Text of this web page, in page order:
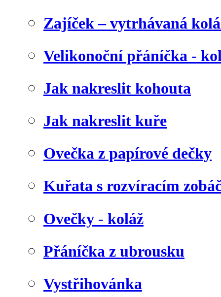
Zajíček – vytrhávaná
Velikonoční přáníčka -
Jak nakreslit kohouta
Jak nakreslit kuře
Ovečka z papírové dečky
Kuřata s rozvíracím
Ovečky - koláž
Přáníčka z ubrousku
Vystřihovánka